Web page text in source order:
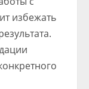
избежать